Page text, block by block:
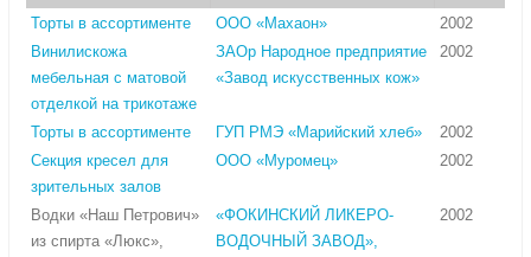
Торты в ассортименте
ООО «Махаон»
2002
Винилискожа
мебельная с матовой
отделкой на трикотаже
ЗАОр Народное предприятие
«Завод искусственных кож»
2002
Торты в ассортименте ГУП РМЭ «Марийский хлеб»
2002
Секция кресел для
зрительных залов
ООО «Муромец» 2002
Водки «Наш Петрович»
из спирта «Люкс»,
«ФОКИНСКИЙ ЛИКЕРО-
ВОДОЧНЫЙ ЗАВОД»,
2002